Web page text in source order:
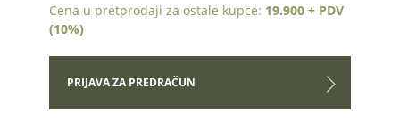
Cena u pretprodaji za ostale kupce: 19.900 + PDV
(10%)
PRIJAVA ZA PREDRAČUN